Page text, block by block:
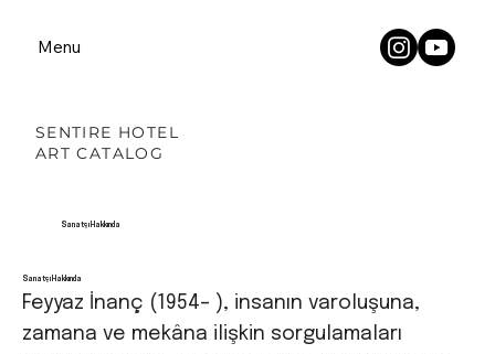
Menu
SENTIRE HOTEL
ART CATALOG
Sanatçı Hakkında
Sanatçı Hakkında
Feyyaz İnanç (1954– ), insanın varoluşuna,
zamana ve mekâna ilişkin sorgulamaları